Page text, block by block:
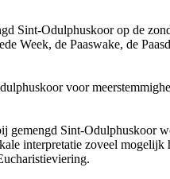
Sint-Odulphuskoor op de
Week, de Paaswake, de
voor
gemengd Sint-Odulphuskoor
interpretatie zoveel